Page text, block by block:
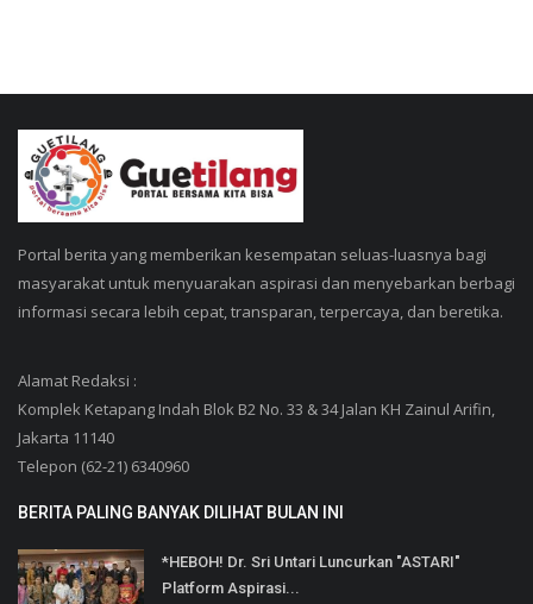
Portal berita yang memberikan kesempatan seluas-luasnya bagi
masyarakat untuk menyuarakan aspirasi dan menyebarkan berbagi
informasi secara lebih cepat, transparan, terpercaya, dan beretika.
Alamat Redaksi :
Komplek Ketapang Indah Blok B2 No. 33 & 34 Jalan KH Zainul Arifin,
Jakarta 11140
Telepon (62-21) 6340960
BERITA PALING BANYAK DILIHAT BULAN INI
*HEBOH! Dr. Sri Untari Luncurkan "ASTARI"
Platform Aspirasi...